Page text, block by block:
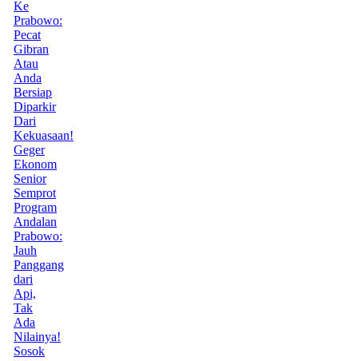
Ke
Prabowo:
Pecat
Gibran
Atau
Anda
Bersiap
Diparkir
Dari
Kekuasaan!
Geger
Ekonom
Senior
Semprot
Program
Andalan
Prabowo:
Jauh
Panggang
dari
Api,
Tak
Ada
Nilainya!
Sosok